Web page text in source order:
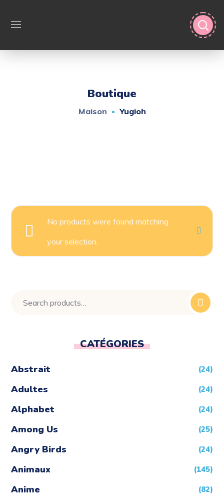
Boutique
Maison Yugioh
No products were found matching
your selection.
CATÉGORIES
Abstrait (24)
Adultes (24)
Alphabet (24)
Among Us (25)
Angry Birds (24)
Animaux (145)
Anime (82)